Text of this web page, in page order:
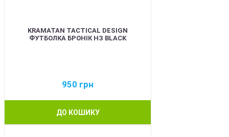
KRAMATAN TACTICAL DESIGN
ФУТБОЛКА БРОНІК НЗ BLACK
950 грн
ДО КОШИКУ